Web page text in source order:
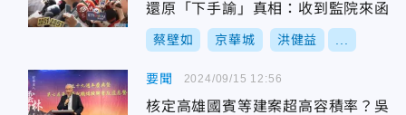
還原「下手諭」真相：收到監院來函
蔡壁如 京華城 洪健益
要聞
核定高雄國賓等建案超高容積率？吳
2024/09/15 12:56